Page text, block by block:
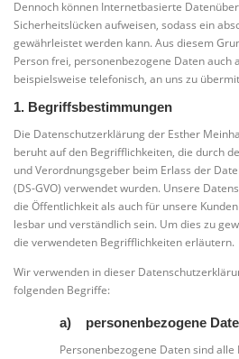
Dennoch können Internetbasierte
Sicherheitslücken aufweisen, sodass ein
gewährleistet werden kann. Aus diesem
Person frei, personenbezogene Daten auch
beispielsweise telefonisch, an uns zu
1. Begriffsbestimmungen
Die Datenschutzerklärung der Esther
beruht auf den Begrifflichkeiten, die durch
und Verordnungsgeber beim Erlass der
(DS-GVO) verwendet wurden. Unsere
die Öffentlichkeit als auch für unsere
lesbar und verständlich sein. Um dies zu
die verwendeten Begrifflichkeiten erläutern.
Wir verwenden in dieser
folgenden Begriffe:
a) personenbezogene
Personenbezogene Daten sind